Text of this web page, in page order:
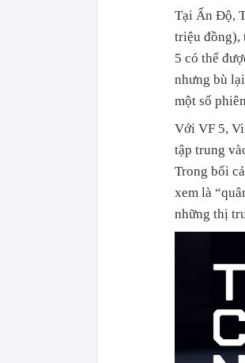
Tại Ấn Độ,
triệu đồng),
5 có thể
nhưng bù
một số
Với VF 5,
tập trung
Trong bối
xem là
những thị